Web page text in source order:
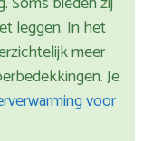
leggen. In het
meer
Je
voor